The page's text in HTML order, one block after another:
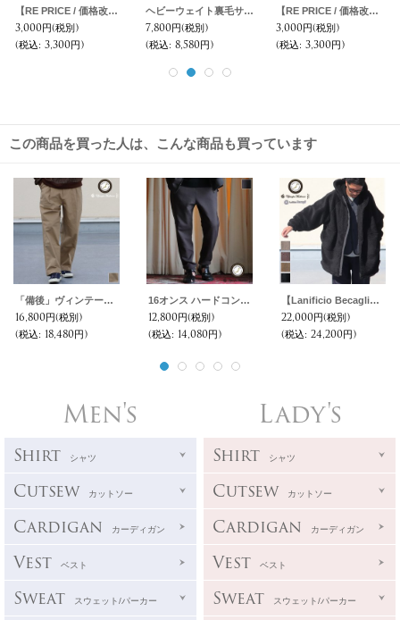
【RE PRICE / 価格改定】セーターライク天竺ドロップショルダーポケット付き長袖カットソー【MADE IN JAPAN】『日本製』/ Upscape Audience
3,000円(税別)
(税込: 3,300円)
ヘビーウェイト裏毛サドルショルダークルーネックスウェット【MADE IN JAPAN】『日本製』 / Upscape Audience
7,800円(税別)
(税込: 8,580円)
【RE PRICE / 価格改定】ヴィスコース粗挽TOP裏毛フード長袖ジップパーカー【MADE IN JAPAN】『日本製』/ Upscape Audience
3,000円(税別)
(税込: 3,300円)
この商品を買った人は、こんな商品も買っています
「備後」ヴィンテージ フレンチドリル 1タックバレルパンツ【MADE IN JAPAN】『日本製』【送料無料】/ Upscape Audience
16,800円(税別)
(税込: 18,480円)
16オンス ハードコンパクト ヘビー裏毛 トレーニング スウェットロングパンツ【MADE IN JAPAN】『日本製』【送料無料】/ Upscape Audience
12,800円(税別)
(税込: 14,080円)
【Lanificio Becagli（ベッカリー）】トスカーナボア モンスターパーカー【MADE IN JAPAN】『日本製』【送料無料】/ Upscape Audience
22,000円(税別)
(税込: 24,200円)
Men's
Shirt シャツ
Cutsew カットソー
Cardigan カーディガン
Vest ベスト
Sweat スウェット/パーカー
Lady's
Shirt シャツ
Cutsew カットソー
Cardigan カーディガン
Vest ベスト
Sweat スウェット/パーカー